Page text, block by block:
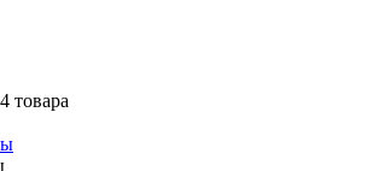
товара